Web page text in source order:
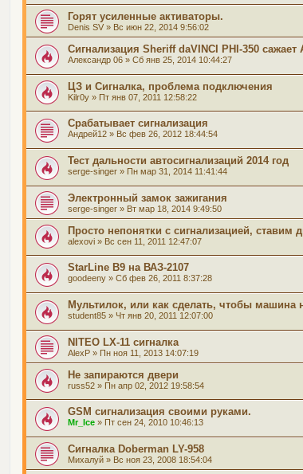
Горят усиленные активаторы.
Denis SV » Вс июн 22, 2014 9:56:02
Сигнализация Sheriff daVINCI PHI-350 сажает
Александр 06 » Сб янв 25, 2014 10:44:27
ЦЗ и Сигналка, проблема подключения
Kilr0y » Пт янв 07, 2011 12:58:22
Срабатывает сигнализация
Андрей12 » Вс фев 26, 2012 18:44:54
Тест дальности автосигнализаций 2014 год
serge-singer » Пн мар 31, 2014 11:41:44
Электронный замок зажигания
serge-singer » Вт мар 18, 2014 9:49:50
Просто непонятки с сигнализацией, ставим
alexovi » Вс сен 11, 2011 12:47:07
StarLine B9 на ВАЗ-2107
goodeeny » Сб фев 26, 2011 8:37:28
Мультилок, или как сделать, чтобы машина
student85 » Чт янв 20, 2011 12:07:00
NITEO LX-11 сигналка
AlexP » Пн ноя 11, 2013 14:07:19
Не запираются двери
russ52 » Пн апр 02, 2012 19:58:54
GSM сигнализация своими руками.
Mr_Ice » Пт сен 24, 2010 10:46:13
Сигналка Doberman LY-958
Михалуй » Вс ноя 23, 2008 18:54:04